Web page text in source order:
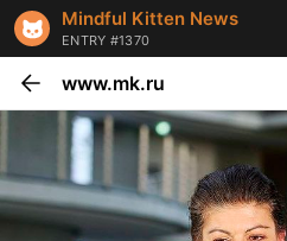
Mindful Kitten News
ENTRY #1370
www.mk.ru